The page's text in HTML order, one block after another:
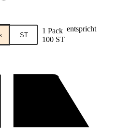
ST 1 Pack entspricht
100 ST